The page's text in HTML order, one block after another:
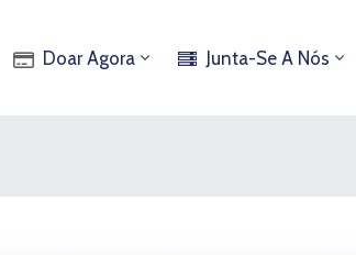
Doar Agora Junta-Se A Nós